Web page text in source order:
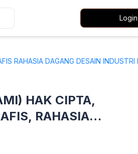
Login
RAHASIA DAGANG DESAIN INDUSTRI
HAK CIPTA,
RAHASIA
LETAK SIRKUIT